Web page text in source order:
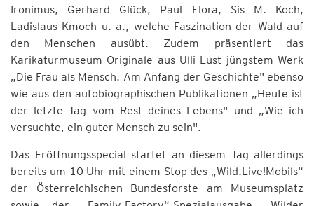
Ironimus, Gerhard Glück, Paul Flora, Sis M. Koch,
Ladislaus Kmoch u. a., welche Faszination der Wald auf
den Menschen ausübt. Zudem präsentiert das
Karikaturmuseum Originale aus Ulli Lust jüngstem Werk
„Die Frau als Mensch. Am Anfang der Geschichte" ebenso
wie aus den autobiographischen Publikationen „Heute ist
der letzte Tag vom Rest deines Lebens" und „Wie ich
versuchte, ein guter Mensch zu sein".
Das Eröffnungsspecial startet an diesem Tag allerdings
bereits um 10 Uhr mit einem Stop des „Wild.Live!Mobils“
der Österreichischen Bundesforste am Museumsplatz